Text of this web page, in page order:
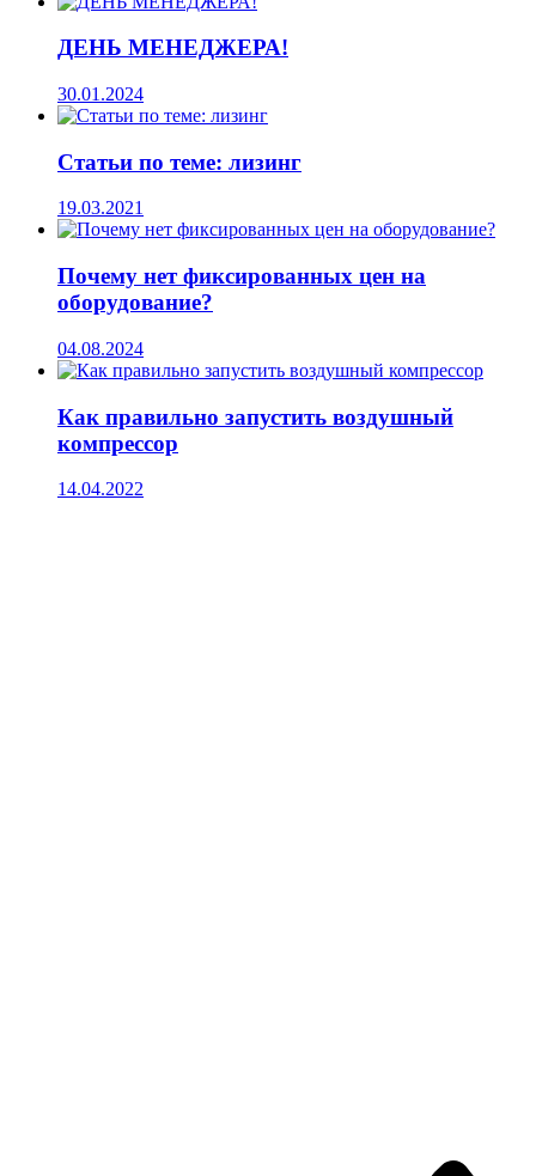
ДЕНЬ МЕНЕДЖЕРА!
30.01.2024
Статьи по теме: лизинг
19.03.2021
Почему нет фиксированных цен на
оборудование?
04.08.2024
Как правильно запустить воздушный
компрессор
14.04.2022